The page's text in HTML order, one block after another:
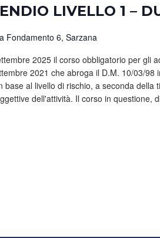
LIVELLO 1 –
Fondamento 6, Sarzana
2025 il corso obbligatorio per gli
2021 che abroga il D.M. 10/03/98
base al livello di rischio, a seconda della
dell'attività. Il corso in questione,